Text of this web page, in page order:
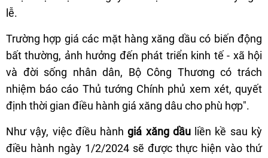
lễ.
Trường hợp giá các mặt hàng xăng dầu có biến động
bất thường, ảnh hưởng đến phát triển kinh tế - xã hội
và đời sống nhân dân, Bộ Công Thương có trách
nhiệm báo cáo Thủ tướng Chính phủ xem xét, quyết
định thời gian điều hành giá xăng dâu cho phù hợp".
Như vậy, việc điều hànhgiá xăng dầuliền kề sau kỳ
điều hành ngày 1/2/2024 sẽ được thực hiện vào thứ